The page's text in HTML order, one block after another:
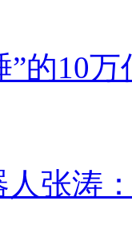
”的10
人张涛